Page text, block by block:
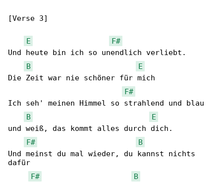
[Verse 3]
E
F#
Und heute bin ich so unendlich verliebt.
B
E
Die Zeit war nie schöner für mich
F#
Ich seh' meinen Himmel so strahlend und blau
B
E
und weiß, das kommt alles durch dich.
F#
B
Und meinst du mal wieder, du kannst nichts
dafür
F#
B